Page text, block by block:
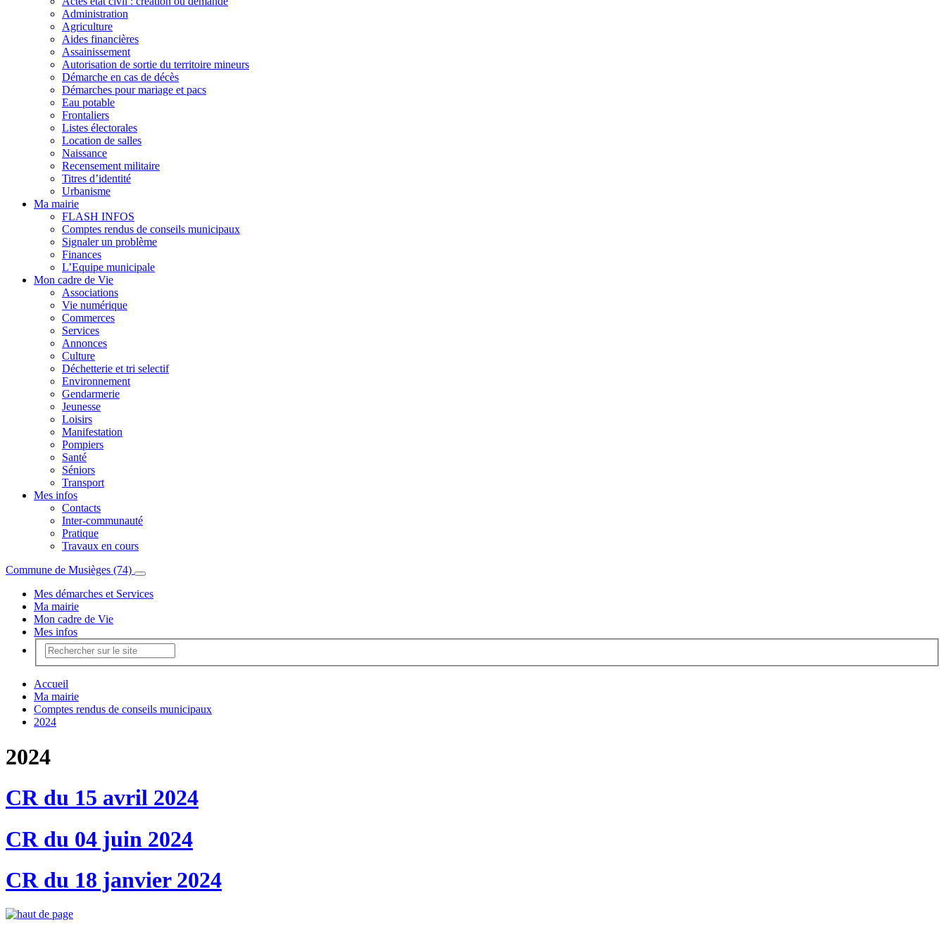
Administration
Agriculture
Aides financières
Assainissement
Autorisation de sortie du territoire mineurs
Démarche en cas de décès
Démarches pour mariage et pacs
Eau potable
Frontaliers
Listes électorales
Location de salles
Naissance
Recensement militaire
Titres d’identité
Urbanisme
Ma mairie
FLASH INFOS
Comptes rendus de conseils municipaux
Signaler un problème
Finances
L’Equipe municipale
Mon cadre de Vie
Associations
Vie numérique
Commerces
Services
Annonces
Culture
Déchetterie et tri selectif
Environnement
Gendarmerie
Jeunesse
Loisirs
Manifestation
Pompiers
Santé
Séniors
Transport
Mes infos
Contacts
Inter-communauté
Pratique
Travaux en cours
Commune de Musièges (74)
Mes démarches et Services
Ma mairie
Mon cadre de Vie
Mes infos
Accueil
Ma mairie
Comptes rendus de conseils municipaux
2024
2024
CR du 15 avril 2024
CR du 04 juin 2024
CR du 18 janvier 2024